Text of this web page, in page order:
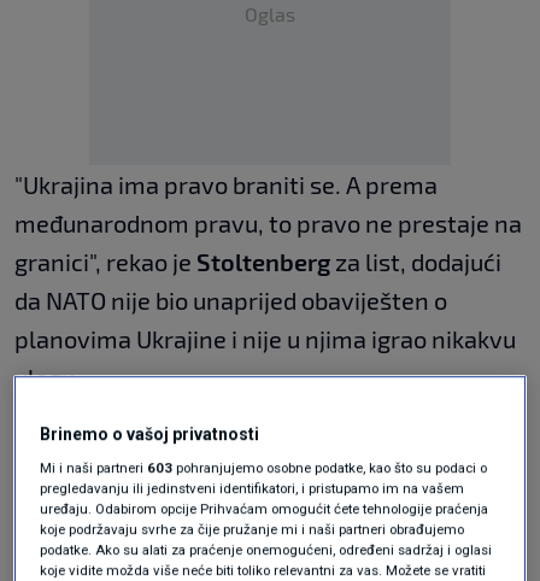
Oglas
"Ukrajina ima pravo braniti se. A prema
međunarodnom pravu, to pravo ne prestaje na
granici", rekao je Stoltenberg za list, dodajući
da NATO nije bio unaprijed obaviješten o
planovima Ukrajine i nije u njima igrao nikakvu
ulogu.
napredovanjem prema
ruskom teritoriju
da je na Kijevu kako će voditi svoju vojnu
kampanju.
Brinemo o vašoj privatnosti
Mi i naši partneri 603 pohranjujemo osobne podatke, kao što su podaci o
pregledavanju ili jedinstveni identifikatori, i pristupamo im na vašem
uređaju. Odabirom opcije Prihvaćam omogućit ćete tehnologije praćenja
koje podržavaju svrhe za čije pružanje mi i naši partneri obrađujemo
podatke. Ako su alati za praćenje onemogućeni, određeni sadržaj i oglasi
koje vidite možda više neće biti toliko relevantni za vas. Možete se vratiti